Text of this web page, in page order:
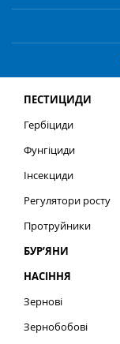
ПЕСТИЦИДИ
Гербіциди
Фунгіциди
Інсекциди
Регулятори росту
Протруйники
БУР’ЯНИ
НАСІННЯ
Зернові
Зернобобові